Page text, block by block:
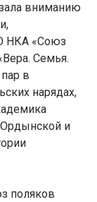
вниманию
НКА «Союз
Семья.
в
нарядах,
и
поляков